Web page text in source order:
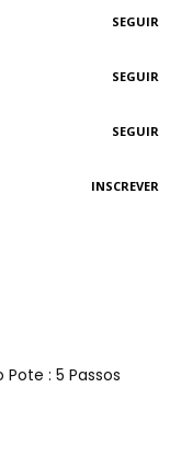
SEGUIR
SEGUIR
SEGUIR
INSCREVER
: 5 Passos